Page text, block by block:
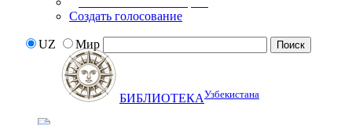
Создать голосование
UZ Мир
БИБЛИОТЕКАУзбекистана